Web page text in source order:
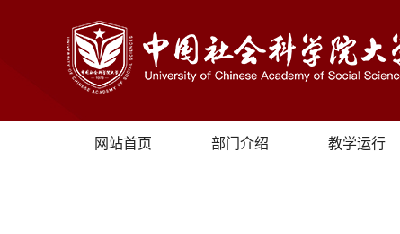
网站首页 部门介绍 教学运行